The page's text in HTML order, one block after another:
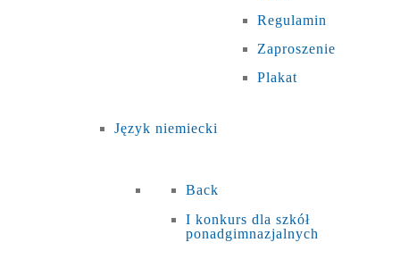
Regulamin
Zaproszenie
Plakat
Język niemiecki
Back
I konkurs dla szkół
ponadgimnazjalnych